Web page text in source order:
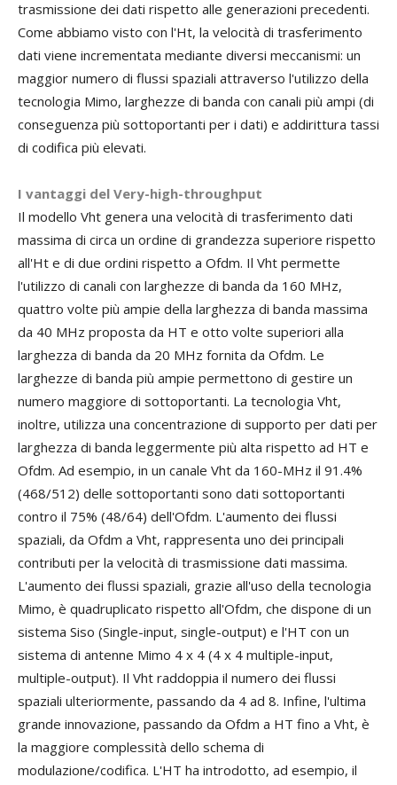
trasmissione dei dati rispetto alle generazioni precedenti.
Come abbiamo visto con l'Ht, la velocità di trasferimento
dati viene incrementata mediante diversi meccanismi: un
maggior numero di flussi spaziali attraverso l'utilizzo della
tecnologia Mimo, larghezze di banda con canali più ampi (di
conseguenza più sottoportanti per i dati) e addirittura tassi
di codifica più elevati.
I vantaggi del Very-high-throughput
Il modello Vht genera una velocità di trasferimento dati
massima di circa un ordine di grandezza superiore rispetto
all'Ht e di due ordini rispetto a Ofdm. Il Vht permette
l'utilizzo di canali con larghezze di banda da 160 MHz,
quattro volte più ampie della larghezza di banda massima
da 40 MHz proposta da HT e otto volte superiori alla
larghezza di banda da 20 MHz fornita da Ofdm. Le
larghezze di banda più ampie permettono di gestire un
numero maggiore di sottoportanti. La tecnologia Vht,
inoltre, utilizza una concentrazione di supporto per dati per
larghezza di banda leggermente più alta rispetto ad HT e
Ofdm. Ad esempio, in un canale Vht da 160-MHz il 91.4%
(468/512) delle sottoportanti sono dati sottoportanti
contro il 75% (48/64) dell'Ofdm. L'aumento dei flussi
spaziali, da Ofdm a Vht, rappresenta uno dei principali
contributi per la velocità di trasmissione dati massima.
L'aumento dei flussi spaziali, grazie all'uso della tecnologia
Mimo, è quadruplicato rispetto all'Ofdm, che dispone di un
sistema Siso (Single-input, single-output) e l'HT con un
sistema di antenne Mimo 4 x 4 (4 x 4 multiple-input,
multiple-output). Il Vht raddoppia il numero dei flussi
spaziali ulteriormente, passando da 4 ad 8. Infine, l'ultima
grande innovazione, passando da Ofdm a HT fino a Vht, è
la maggiore complessità dello schema di
modulazione/codifica. L'HT ha introdotto, ad esempio, il